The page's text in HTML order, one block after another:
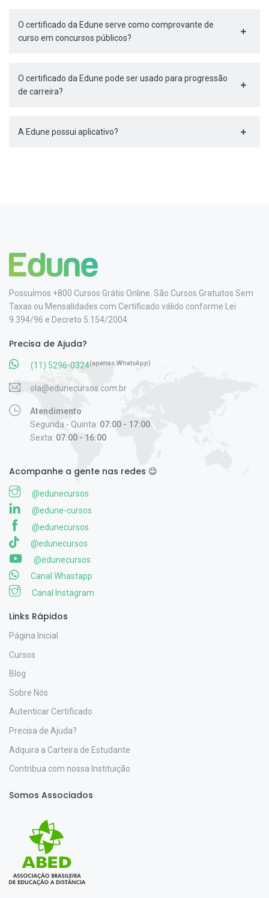
O certificado da Edune serve como comprovante de
curso em concursos públicos?
O certificado da Edune pode ser usado para progressão
de carreira?
A Edune possui aplicativo?
Possuímos +800 Cursos Grátis Online. São Cursos Gratuitos Sem
Taxas ou Mensalidades com Certificado válido conforme Lei
9.394/96 e Decreto 5.154/2004.
Precisa de Ajuda?
(11) 5296-0324(apenas WhatsApp)
ola@edunecursos.com.br
Atendimento
Segunda - Quinta: 07:00 - 17:00
Sexta: 07:00 - 16:00
Acompanhe a gente nas redes 😉
@edunecursos
@edune-cursos
@edunecursos
@edunecursos
@edunecursos
Canal Whastapp
Canal Instagram
Links Rápidos
Página Inicial
Cursos
Blog
Sobre Nós
Autenticar Certificado
Precisa de Ajuda?
Adquira a Carteira de Estudante
Contribua com nossa Instituição
Somos Associados